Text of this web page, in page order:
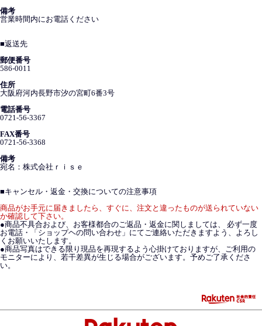
備考
営業時間内にお電話ください
■返送先
郵便番号
586-0011
住所
大阪府河内長野市汐の宮町6番3号
電話番号
0721-56-3367
FAX番号
0721-56-3368
備考
宛名：株式会社ｒｉｓｅ
■キャンセル・返金・交換についての注意事項
商品がお手元に届きましたら、すぐに、注文と違ったものが送られていない
か確認して下さい。
●商品不具合および、お客様都合のご返品・返金に関しましては、 必ず一度
お電話・「ショップヘの問い合わせ」にてご連絡いただきますよう、よろし
くお願いいたします。
●商品写真はできる限り現品を再現するよう心掛けておりますが、ご利用の
モニターにより、若干差異が生じる場合がございます。予めご了承くださ
い。